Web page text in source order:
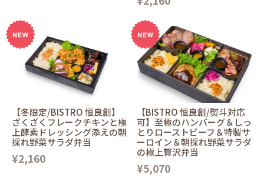
【冬限定/BISTRO 恒良創】
ざくざくフレークチキンと極
上酵素ドレッシング添えの朝
採れ野菜サラダ弁当
¥2,160
【BISTRO 恒良創/熨斗対応
可】至極のハンバーグ＆しっ
とりローストビーフ＆特製サ
ーロイン＆朝採れ野菜サラダ
の極上贅沢弁当
¥5,070